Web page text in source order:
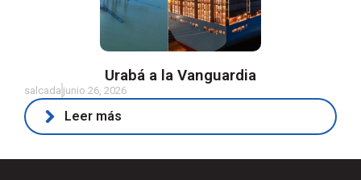
Urabá a la Vanguardia
salcada junio 26, 2026
Leer más